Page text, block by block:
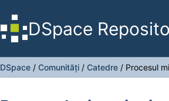
DSpace
DSpace / Comunități / Catedre / Procesul